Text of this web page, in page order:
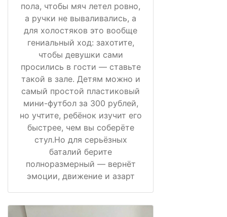
пола, чтобы мяч летел ровно,
а ручки не вываливались, а
для холостяков это вообще
гениальный ход: захотите,
чтобы девушки сами
просились в гости — ставьте
такой в зале. Детям можно и
самый простой пластиковый
мини-футбол за 300 рублей,
но учтите, ребёнок изучит его
быстрее, чем вы соберёте
стул.Но для серьёзных
баталий берите
полноразмерный — вернёт
эмоции, движение и азарт